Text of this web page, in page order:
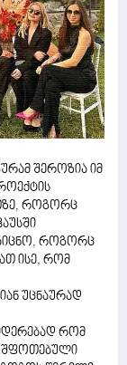
შეროზია იმ
როგორც
როგორც
ისე, რომ
უცნაურად
რომ